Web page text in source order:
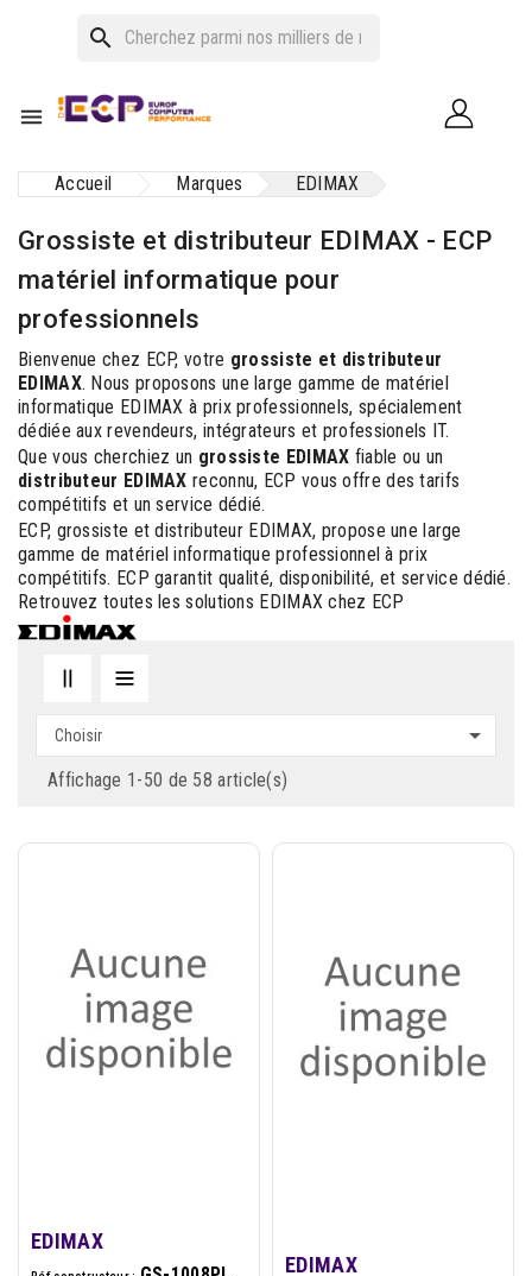
search

Accueil Marques EDIMAX
Grossiste et distributeur EDIMAX - ECP
matériel informatique pour
professionnels
Bienvenue chez ECP, votre grossiste et distributeur
EDIMAX. Nous proposons une large gamme de matériel
informatique EDIMAX à prix professionnels, spécialement
dédiée aux revendeurs, intégrateurs et professionels IT.
Que vous cherchiez un grossiste EDIMAX fiable ou un
distributeur EDIMAX reconnu, ECP vous offre des tarifs
compétitifs et un service dédié.
ECP, grossiste et distributeur EDIMAX, propose une large
gamme de matériel informatique professionnel à prix
compétitifs. ECP garantit qualité, disponibilité, et service dédié.
Retrouvez toutes les solutions EDIMAX chez ECP
Choisir 
Affichage 1-50 de 58 article(s)
EDIMAX
EDIMAX